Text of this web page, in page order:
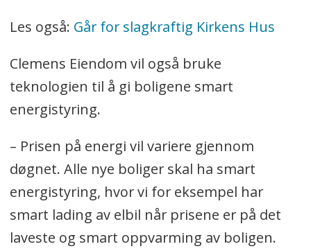
Les også: Går for slagkraftig Kirkens Hus
Clemens Eiendom vil også bruke
teknologien til å gi boligene smart
energistyring.
– Prisen på energi vil variere gjennom
døgnet. Alle nye boliger skal ha smart
energistyring, hvor vi for eksempel har
smart lading av elbil når prisene er på det
laveste og smart oppvarming av boligen.